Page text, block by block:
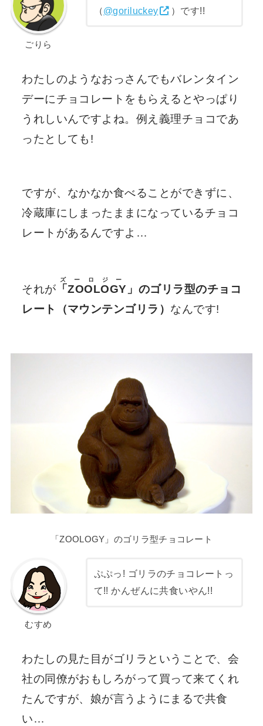
ごりら
（@goriluckey ）です!!
わたしのようなおっさんでもバレンタイン
デーにチョコレートをもらえるとやっぱり
うれしいんですよね。例え義理チョコであ
ったとしても!
ですが、なかなか食べることができずに、
冷蔵庫にしまったままになっているチョコ
レートがあるんですよ…
それが 「ZOOLOGY
ズーロジー
」のゴリラ型のチョコ
レート（マウンテンゴリラ） なんです!
「ZOOLOGY」のゴリラ型チョコレート
むすめ
ぷぷっ! ゴリラのチョコレートっ
て!! かんぜんに共食いやん!!
わたしの見た目がゴリラということで、会
社の同僚がおもしろがって買って来てくれ
たんですが、娘が言うようにまるで共食
い…